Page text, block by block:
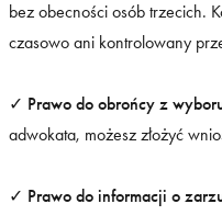
bez obecności osób trzecich.
czasowo ani kontrolowany
✓ Prawo do obrońcy z
adwokata, możesz złożyć
✓ Prawo do informacji o